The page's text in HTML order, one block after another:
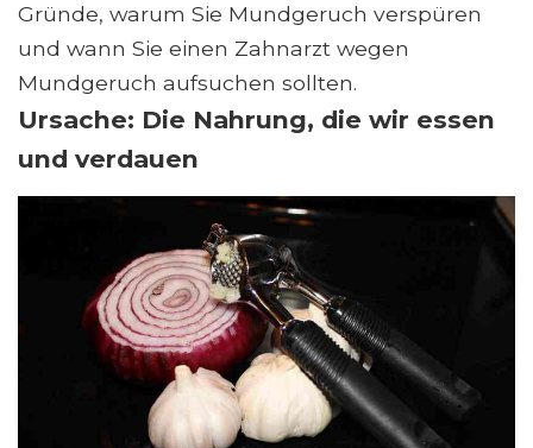
Gründe, warum Sie Mundgeruch verspüren
und wann Sie einen Zahnarzt wegen
Mundgeruch aufsuchen sollten.
Ursache: Die Nahrung, die wir essen
und verdauen